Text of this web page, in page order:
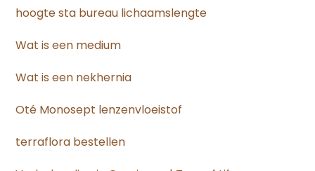
hoogte sta bureau lichaamslengte
Wat is een medium
Wat is een nekhernia
Oté Monosept lenzenvloeistof
terraflora bestellen